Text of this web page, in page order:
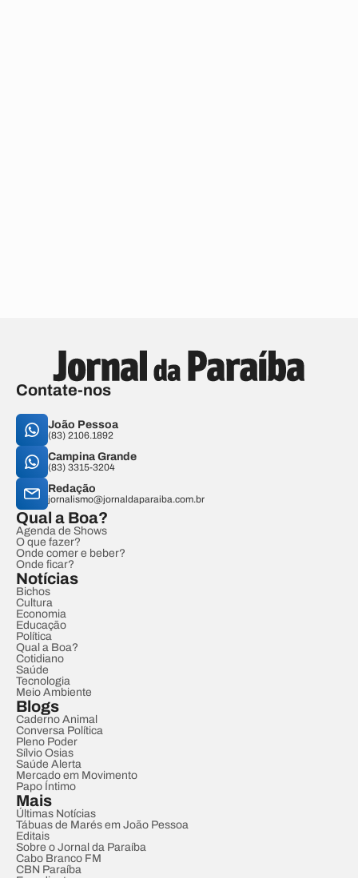
Contate-nos
João Pessoa
(83) 2106.1892
Campina Grande
(83) 3315-3204
Redação
jornalismo@jornaldaparaiba.com.br
Qual a Boa?
Agenda de Shows
O que fazer?
Onde comer e beber?
Onde ficar?
Notícias
Bichos
Cultura
Economia
Educação
Política
Qual a Boa?
Cotidiano
Saúde
Tecnologia
Meio Ambiente
Blogs
Caderno Animal
Conversa Política
Pleno Poder
Sílvio Osias
Saúde Alerta
Mercado em Movimento
Papo Íntimo
Mais
Últimas Notícias
Tábuas de Marés em João Pessoa
Editais
Sobre o Jornal da Paraíba
Cabo Branco FM
CBN Paraíba